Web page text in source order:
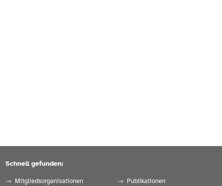
Schnell gefunden:
Mitgliedsorganisationen
Publikationen